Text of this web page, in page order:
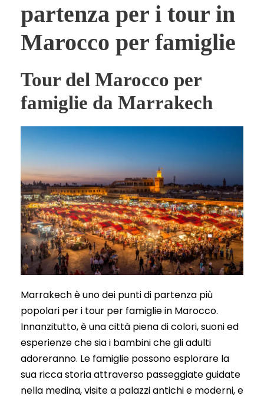
partenza per i tour in
Marocco per famiglie
Tour del Marocco per
famiglie da Marrakech
Marrakech è uno dei punti di partenza più
popolari per i tour per famiglie in Marocco.
Innanzitutto, è una città piena di colori, suoni ed
esperienze che sia i bambini che gli adulti
adoreranno. Le famiglie possono esplorare la
sua ricca storia attraverso passeggiate guidate
nella medina, visite a palazzi antichi e moderni, e